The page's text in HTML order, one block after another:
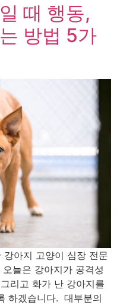
때 행동,
방법 5가
아지 고양이 심장 전문
늘은 강아지가 공격성
리고 화가 난 강아지를
하겠습니다. 대부분의